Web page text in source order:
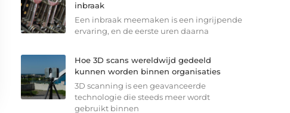
inbraak
Een inbraak meemaken is een ingrijpende
ervaring, en de eerste uren daarna
Hoe 3D scans wereldwijd gedeeld
kunnen worden binnen organisaties
3D scanning is een geavanceerde
technologie die steeds meer wordt
gebruikt binnen